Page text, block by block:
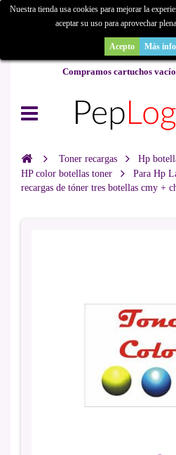
¿Buscas un repuesto de copiadora o
encuentras?
Compramos cartuchos
Nuestra tienda usa cookies para mejorar la
aceptar su uso para aprovechar
Acepto Más
Toner recargas
Hp
HP color botellas toner
Para Hp
recargas de tóner tres botellas cmy +